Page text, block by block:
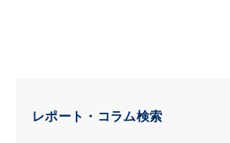
レポート・コラム検索